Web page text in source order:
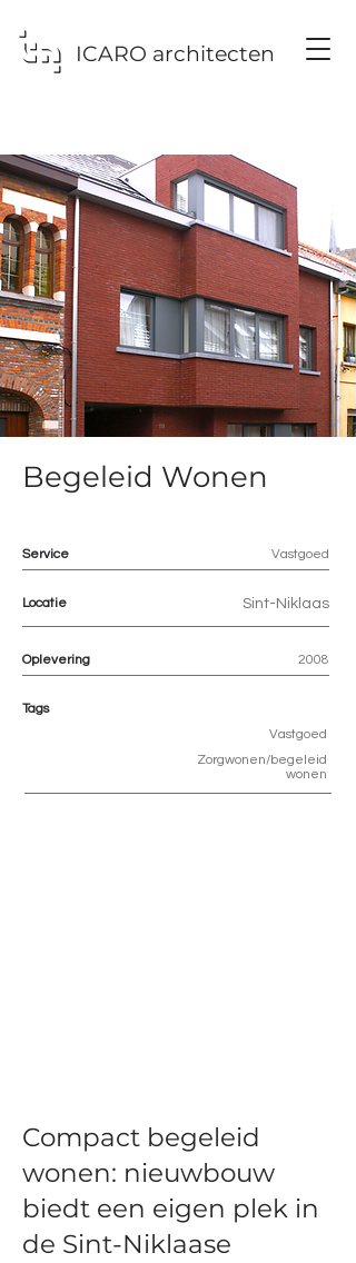
ICARO architecten
Begeleid Wonen
Service Vastgoed
Locatie Sint-Niklaas
Oplevering 2008
Tags
Vastgoed
Zorgwonen/begeleid
wonen
Compact begeleid
wonen: nieuwbouw
biedt een eigen plek in
de Sint-Niklaase